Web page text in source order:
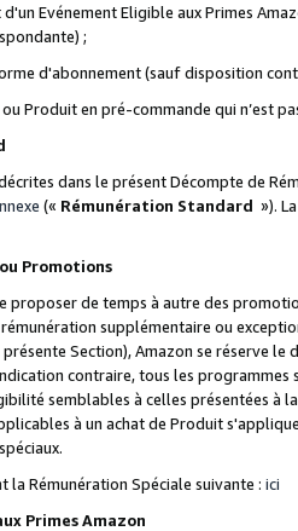
Evénement Eligible aux Primes
;
d'abonnement (sauf disposition
Produit en pré-commande qui n’est
dans le présent Décompte de
(« Rémunération Standard »).
Promotions
proposer de temps à autre des
supplémentaire ou
Section), Amazon se réserve
contraire, tous les
semblables à celles présentées à
à un achat de Produit
la Rémunération Spéciale suivante : ici
Primes Amazon